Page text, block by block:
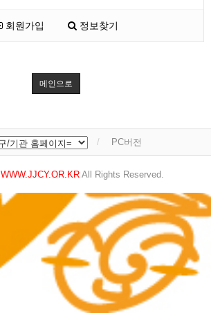
회원가입 정보찾기
메인으로
PC버전
WWW.JJCY.OR.KR All Rights Reserved.